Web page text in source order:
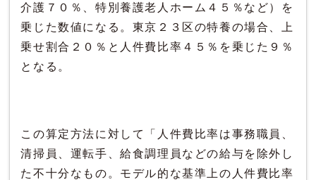
介護７０％、特別養護老人ホーム４５％など）を
乗じた数値になる。東京２３区の特養の場合、上
乗せ割合２０％と人件費比率４５％を乗じた９％
となる。
この算定方法に対して「人件費比率は事務職員、
清掃員、運転手、給食調理員などの給与を除外し
た不十分なもの。モデル的な基準上の人件費比率